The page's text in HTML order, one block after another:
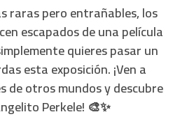
raras pero entrañables, los
escapados de una película
quieres pasar un
esta exposición. ¡Ven a
de otros mundos y descubre
Perkele! 🎨✨